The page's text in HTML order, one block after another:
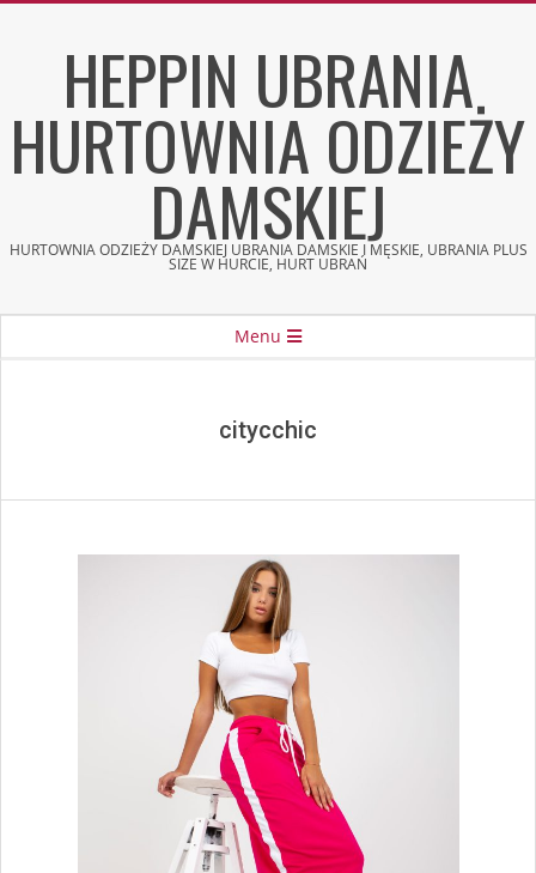
HEPPIN UBRANIA
HURTOWNIA ODZIEŻY
DAMSKIEJ
HURTOWNIA ODZIEŻY DAMSKIEJ UBRANIA DAMSKIE I MĘSKIE, UBRANIA PLUS
SIZE W HURCIE, HURT UBRAŃ
Menu
citycchic